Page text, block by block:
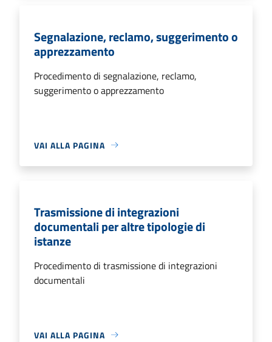
Segnalazione, reclamo, suggerimento o
apprezzamento
Procedimento di segnalazione, reclamo,
suggerimento o apprezzamento
VAI ALLA PAGINA
Trasmissione di integrazioni
documentali per altre tipologie di
istanze
Procedimento di trasmissione di integrazioni
documentali
VAI ALLA PAGINA